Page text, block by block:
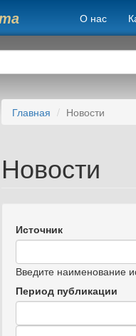
О нас
Главная Новости
Новости
Источник
Введите наименование
Период публикации